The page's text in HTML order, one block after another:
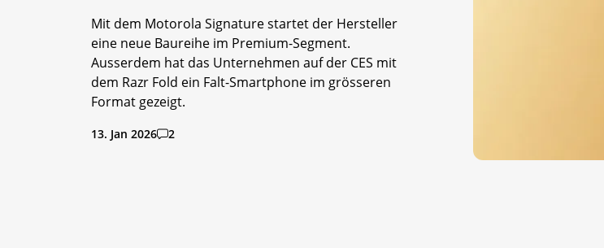
Mit dem Motorola Signature startet der Hersteller
eine neue Baureihe im Premium-Segment.
Ausserdem hat das Unternehmen auf der CES mit
dem Razr Fold ein Falt-Smartphone im grösseren
Format gezeigt.
13. Jan 2026 2